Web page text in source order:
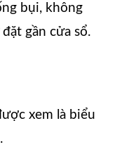
bụi, không
gần cửa sổ.
xem là biểu